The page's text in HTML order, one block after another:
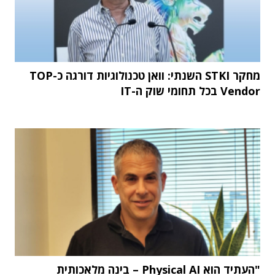
מחקר STKI השנתי: וואן טכנולוגיות דורגה כ-TOP
Vendor בכל תחומי שוק ה-IT
"העתיד הוא Physical AI – בינה מלאכותית